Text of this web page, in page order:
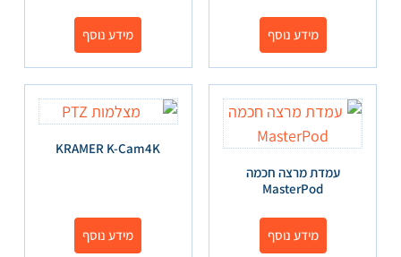
מידע נוסף מידע נוסף
עמדת מרצה חכמה
MasterPod
מידע נוסף
KRAMER K-Cam4K
מידע נוסף